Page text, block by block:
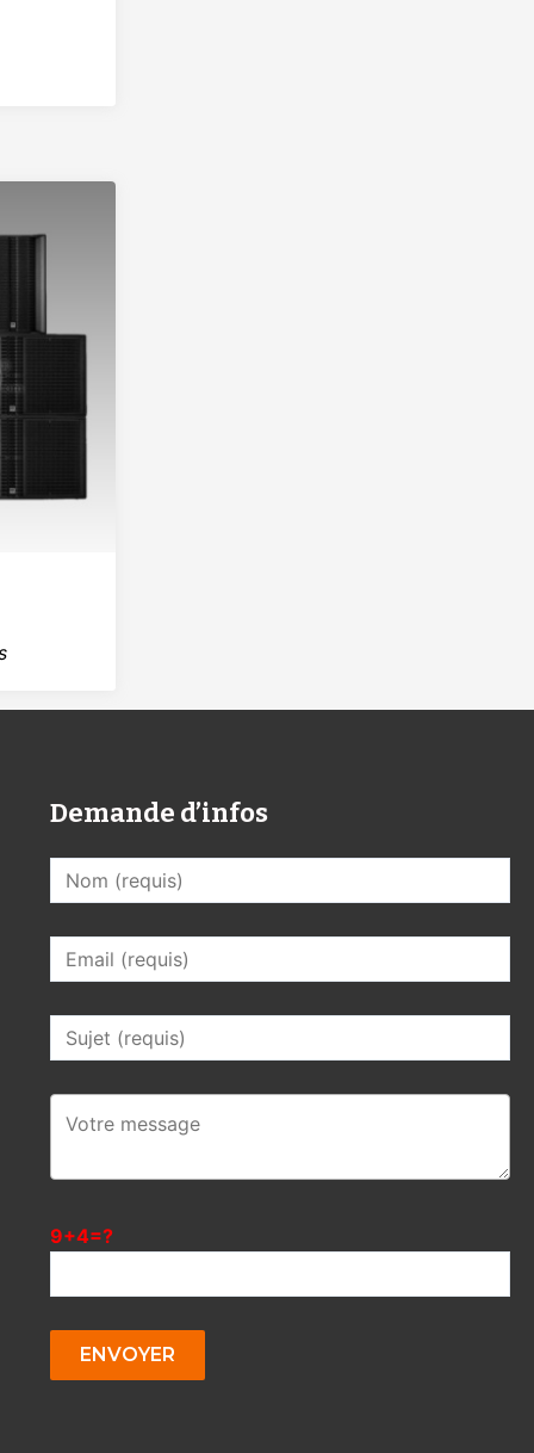
Demande d’infos
9+4=?